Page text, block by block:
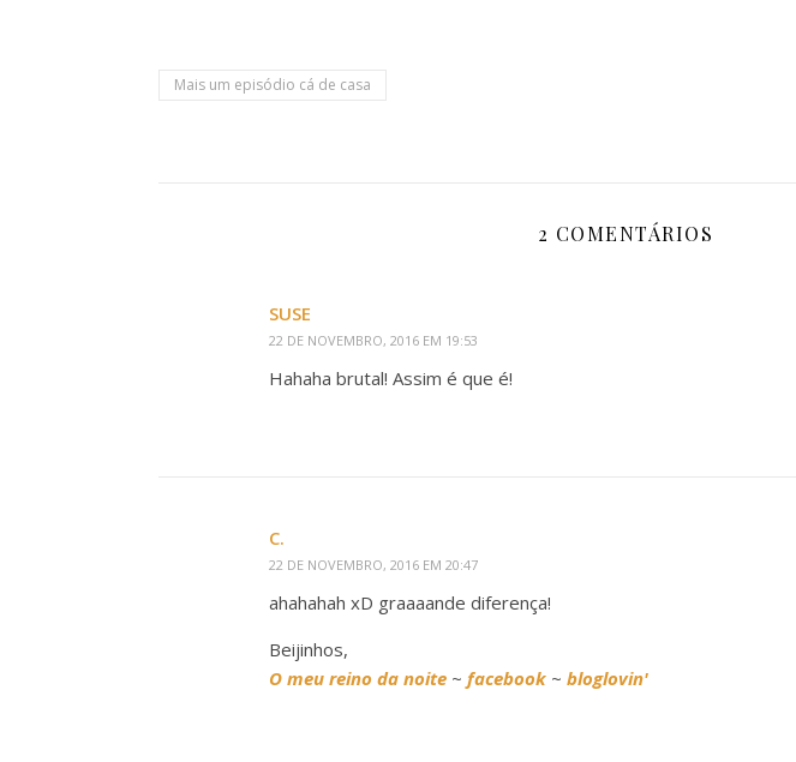
Mais um episódio cá de casa
2 COMENTÁRIOS
SUSE
22 DE NOVEMBRO, 2016 EM 19:53
Hahaha brutal! Assim é que é!
C.
22 DE NOVEMBRO, 2016 EM 20:47
ahahahah xD graaaande diferença!
Beijinhos,
O meu reino da noite ~ facebook ~ bloglovin'